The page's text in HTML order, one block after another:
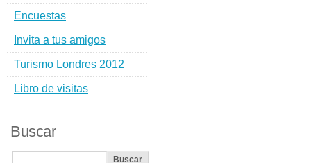
Encuestas
Invita a tus amigos
Turismo Londres 2012
Libro de visitas
Buscar